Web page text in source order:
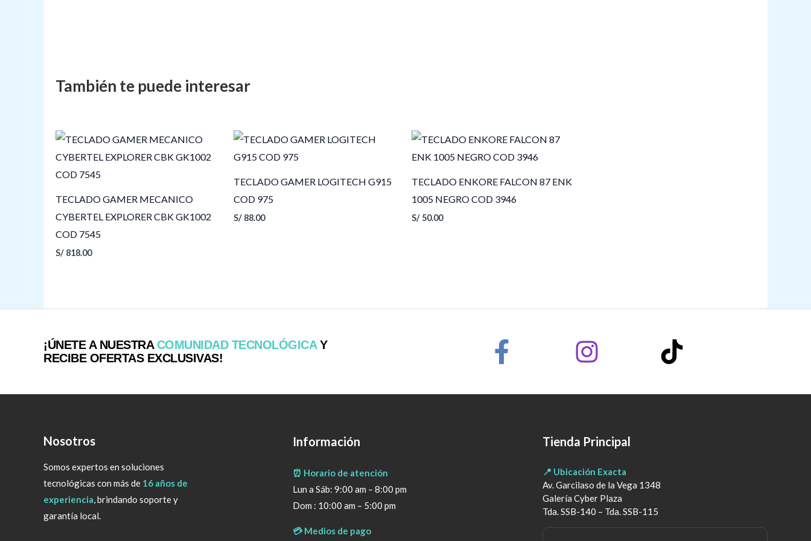
TECLADO GAMER MECANICO
CYBERTEL EXPLORER CBK GK1002
COD 7545
S/ 818.00
TECLADO GAMER LOGITECH G915
COD 975
S/ 88.00
TECLADO ENKORE FALCON 87 ENK
1005 NEGRO COD 3946
S/ 50.00
¡ÚNETE A NUESTRACOMUNIDAD TECNOLÓGICAY
RECIBE OFERTAS EXCLUSIVAS!
Nosotros
Somos expertos en soluciones
tecnológicas con más de 16 años de
experiencia, brindando soporte y
garantía local.
Información
⏰ Horario de atención
Lun a Sáb: 9:00 am – 8:00 pm
Dom : 10:00 am – 5:00 pm
💳 Medios de pago
Tienda Principal
📍 Ubicación Exacta
Av. Garcilaso de la Vega 1348
Galería Cyber Plaza
Tda. SSB-140 – Tda. SSB-115